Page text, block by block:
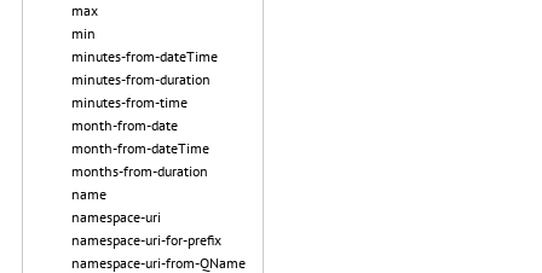
max
min
minutes-from-dateTime
minutes-from-duration
minutes-from-time
month-from-date
month-from-dateTime
months-from-duration
name
namespace-uri
namespace-uri-for-prefix
namespace-uri-from-QName